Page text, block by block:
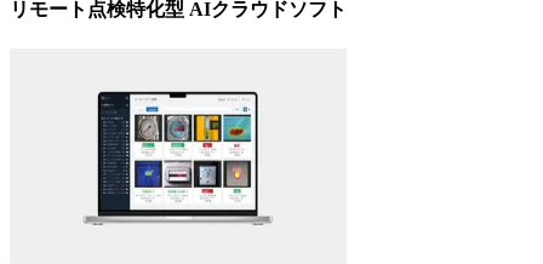
リモート点検特化型 AIクラウドソフト